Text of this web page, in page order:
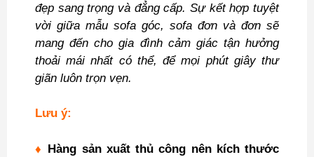
đẹp sang trọng và đẳng cấp. Sự kết hợp tuyệt
vời giữa mẫu sofa góc, sofa đơn và đơn sẽ
mang đến cho gia đình cảm giác tận hưởng
thoải mái nhất có thể, để mọi phút giây thư
giãn luôn trọn vẹn.
Lưu ý:
♦ Hàng sản xuất thủ công nên kích thước